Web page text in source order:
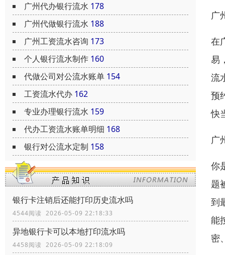
广州代办银行流水 178
广州代做银行流水 188
广州工资流水咨询 173
个人银行流水制作 160
代做公司对公流水账单 154
工资流水代办 162
专业办理银行流水 159
代办工资流水账单明细 168
银行对公流水定制 158
银行卡注销后还能打印历史流水吗
4544阅读 2026-05-09 22:18:33
异地银行卡可以本地打印流水吗
4458阅读 2026-05-09 22:18:09
广
在
易
流
预
快
广
你
题
到
能
密